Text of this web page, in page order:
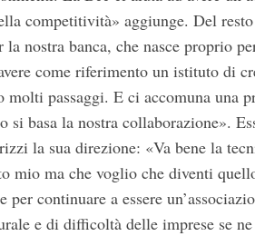
competitività» aggiunge. Del
nostra banca, che nasce proprio
come riferimento un istituto di
passaggi. E ci accomuna una
si basa la nostra collaborazione».
la sua direzione: «Va bene la
mio ma che voglio che diventi
per continuare a essere
e di difficoltà delle imprese se